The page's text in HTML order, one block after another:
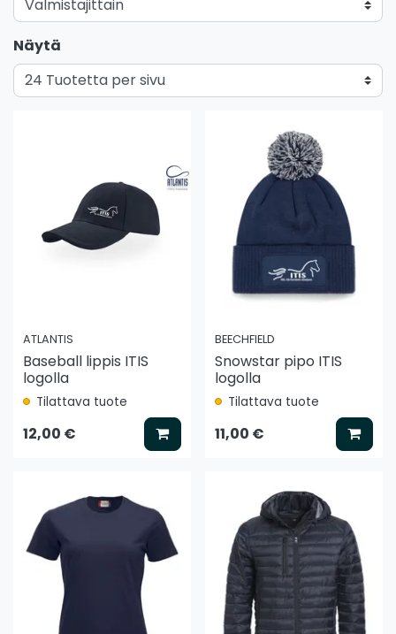
Näytä
ATLANTIS
Baseball lippis ITIS
logolla
Tilattava tuote
12,00 € Lisää koriin
BEECHFIELD
Snowstar pipo ITIS
logolla
Tilattava tuote
11,00 €